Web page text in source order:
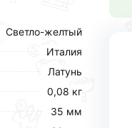
Светло-желтый
Италия
Латунь
0,08 кг
35 мм